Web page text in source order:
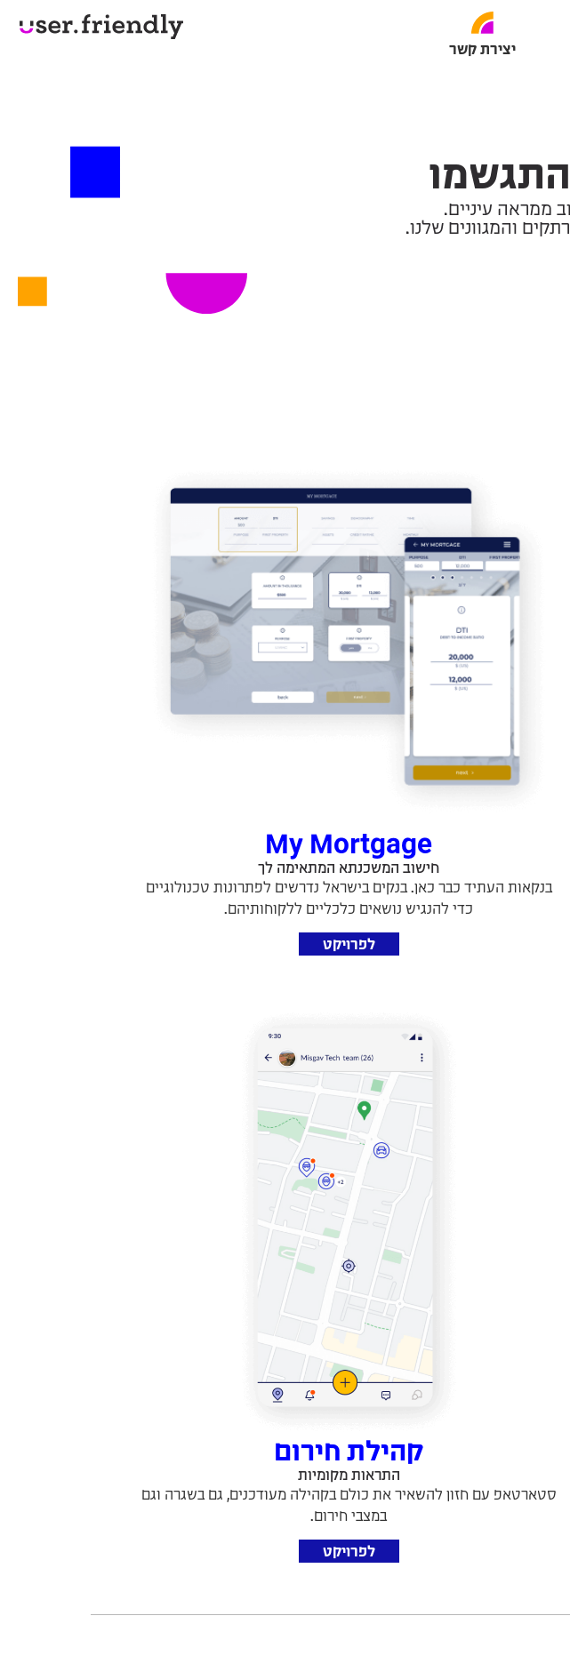
יצירת קשר
ממראה עיניים.
והמגוונים שלנו.
My Mortgage​
חישוב המשכנתא המתאימה לך​
בנקאות העתיד כבר כאן. בנקים בישראל נדרשים לפתרונות טכנולוגיים
כדי להנגיש נושאים כלכליים ללקוחותיהם.
לפרויקט
קהילת חירום
התראות מקומיות
סטארטאפ עם חזון להשאיר את כולם בקהילה מעודכנים, גם בשגרה וגם
במצבי חירום.
לפרויקט